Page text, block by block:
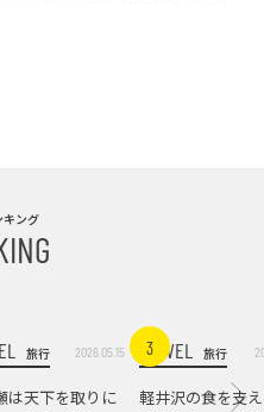
キング
旅行 2026.05.15
は天下を取りに
3
TRAVEL 旅行
軽井沢の食を支